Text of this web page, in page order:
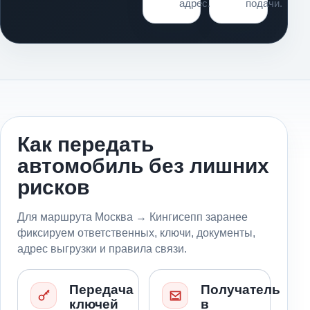
адрес.
подачи.
Как передать
автомобиль без лишних
рисков
Для маршрута Москва → Кингисепп заранее
фиксируем ответственных, ключи, документы,
адрес выгрузки и правила связи.
Передача
ключей
Получатель
в